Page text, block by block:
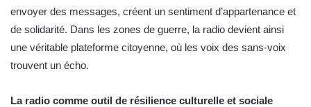
envoyer des messages, créent un sentiment d’appartenance et
de solidarité. Dans les zones de guerre, la radio devient ainsi
une véritable plateforme citoyenne, où les voix des sans-voix
trouvent un écho.
La radio comme outil de résilience culturelle et sociale